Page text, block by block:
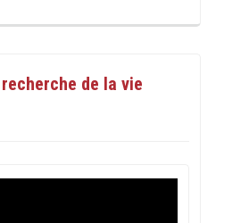
de la vie